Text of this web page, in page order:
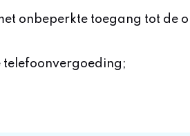
onbeperkte toegang tot de
telefoonvergoeding;